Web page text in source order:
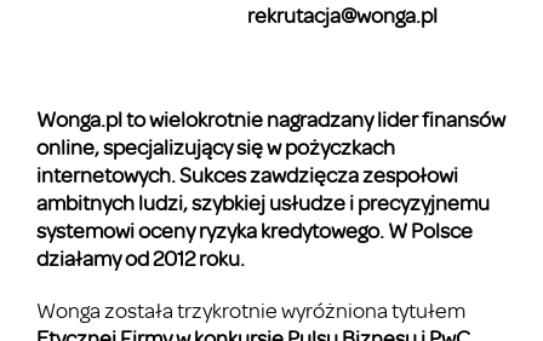
rekrutacja@wonga.pl
Wonga.pl to wielokrotnie nagradzany lider finansów
online, specjalizujący się w pożyczkach
internetowych. Sukces zawdzięcza zespołowi
ambitnych ludzi, szybkiej usłudze i precyzyjnemu
systemowi oceny ryzyka kredytowego.W Polsce
działamy od 2012 roku.
Wonga została trzykrotnie wyróżniona tytułem